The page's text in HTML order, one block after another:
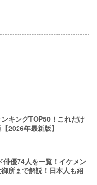
キングTOP50！これだけ
2026年最新版】
俳優74人を一覧！イケメン
所まで解説！日本人も紹